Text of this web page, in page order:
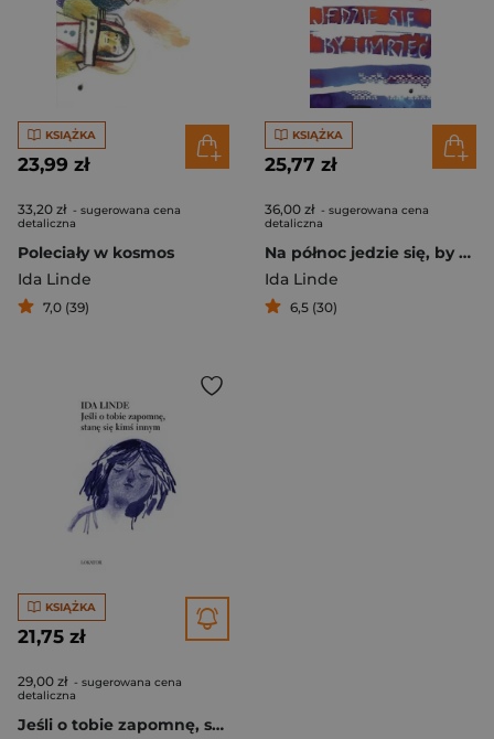
KSIĄŻKA
23,99 zł
33,20 zł - sugerowana cena
detaliczna
Poleciały w kosmos
Ida Linde
7,0 (39)
KSIĄŻKA
25,77 zł
36,00 zł - sugerowana cena
detaliczna
Na północ jedzie się, by umrzeć
Ida Linde
6,5 (30)
KSIĄŻKA
21,75 zł
29,00 zł - sugerowana cena
detaliczna
Jeśli o tobie zapomnę, stanę się kimś innym